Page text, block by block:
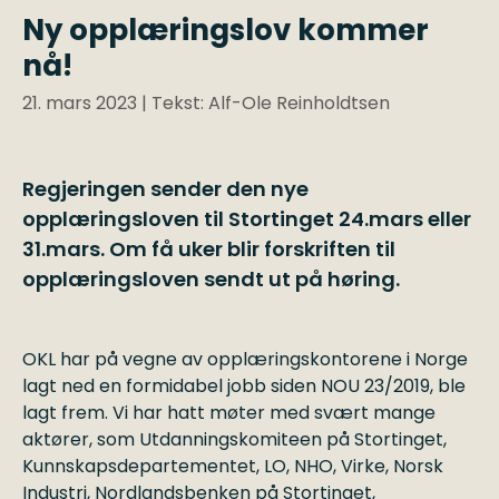
Ny opplæringslov kommer
nå!
21. mars 2023 | Tekst: Alf-Ole Reinholdtsen
Regjeringen sender den nye
opplæringsloven til Stortinget 24.mars eller
31.mars. Om få uker blir forskriften til
opplæringsloven sendt ut på høring.
OKL har på vegne av opplæringskontorene i Norge
lagt ned en formidabel jobb siden NOU 23/2019, ble
lagt frem. Vi har hatt møter med svært mange
aktører, som Utdanningskomiteen på Stortinget,
Kunnskapsdepartementet, LO, NHO, Virke, Norsk
Industri, Nordlandsbenken på Stortinget,